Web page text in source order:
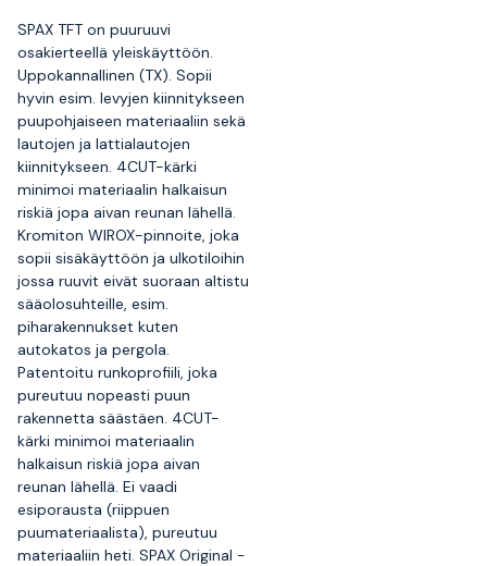
SPAX TFT on puuruuvi
osakierteellä yleiskäyttöön.
Uppokannallinen (TX). Sopii
hyvin esim. levyjen kiinnitykseen
puupohjaiseen materiaaliin sekä
lautojen ja lattialautojen
kiinnitykseen. 4CUT-kärki
minimoi materiaalin halkaisun
riskiä jopa aivan reunan lähellä.
Kromiton WIROX-pinnoite, joka
sopii sisäkäyttöön ja ulkotiloihin
jossa ruuvit eivät suoraan altistu
sääolosuhteille, esim.
piharakennukset kuten
autokatos ja pergola.
Patentoitu runkoprofiili, joka
pureutuu nopeasti puun
rakennetta säästäen. 4CUT-
kärki minimoi materiaalin
halkaisun riskiä jopa aivan
reunan lähellä. Ei vaadi
esiporausta (riippuen
puumateriaalista), pureutuu
materiaaliin heti. SPAX Original -